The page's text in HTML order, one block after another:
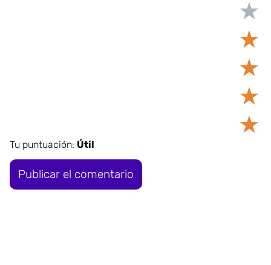
★
★
★
★
★
Tu puntuación: Útil